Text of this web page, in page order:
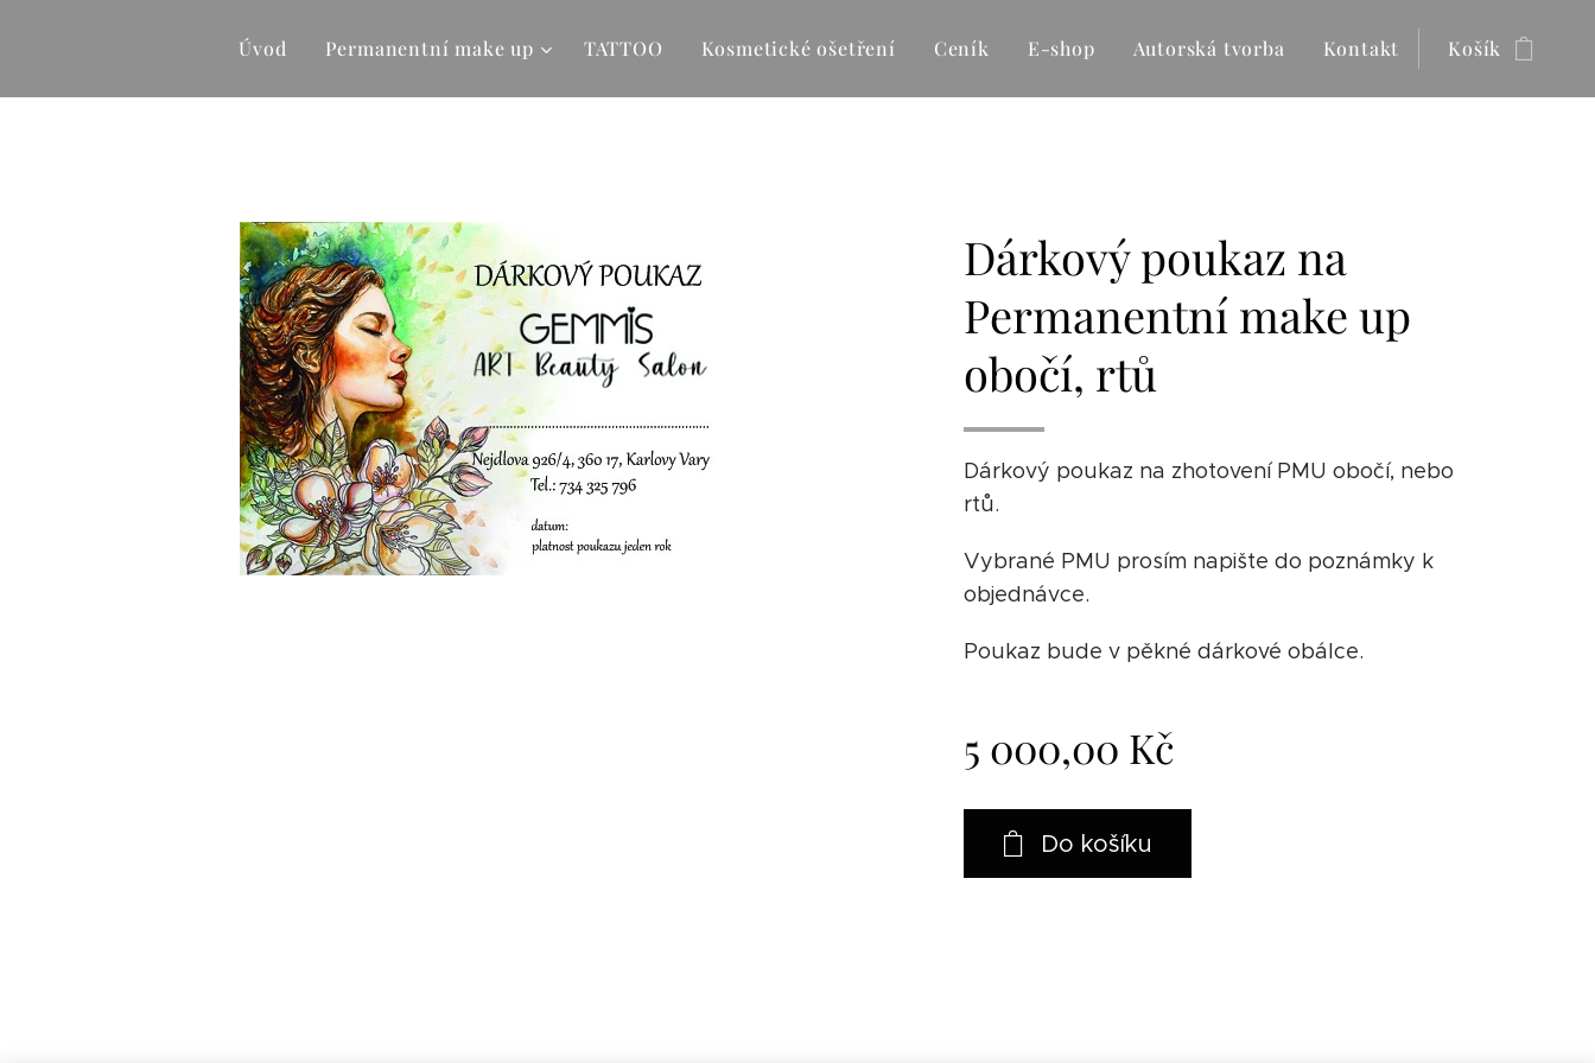
Úvod Permanentní make up TATTOO Kosmetické ošetření Ceník E-shop Autorská tvorba Kontakt Košík
Dárkový poukaz na
Permanentní make up
obočí, rtů
Dárkový poukaz na zhotovení PMU obočí, nebo
rtů.
Vybrané PMU prosím napište do poznámky k
objednávce.
Poukaz bude v pěkné dárkové obálce.
5 000,00 Kč
Do košíku